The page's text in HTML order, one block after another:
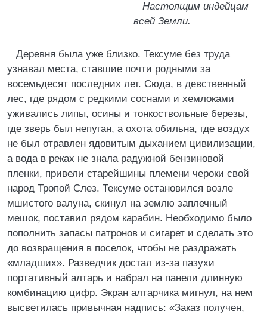
Настоящим индейцам
всей Земли.
Деревня была уже близко. Тексуме без труда
узнавал места, ставшие почти родными за
восемьдесят последних лет. Сюда, в девственный
лес, где рядом с редкими соснами и хемлоками
уживались липы, осины и тонкоствольные березы,
где зверь был непуган, а охота обильна, где воздух
не был отравлен ядовитым дыханием цивилизации,
а вода в реках не знала радужной бензиновой
пленки, привели старейшины племени чероки свой
народ Тропой Слез. Тексуме остановился возле
мшистого валуна, скинул на землю заплечный
мешок, поставил рядом карабин. Необходимо было
пополнить запасы патронов и сигарет и сделать это
до возвращения в поселок, чтобы не раздражать
«младших». Разведчик достал из-за пазухи
портативный алтарь и набрал на панели длинную
комбинацию цифр. Экран алтарчика мигнул, на нем
высветилась привычная надпись: «Заказ получен,